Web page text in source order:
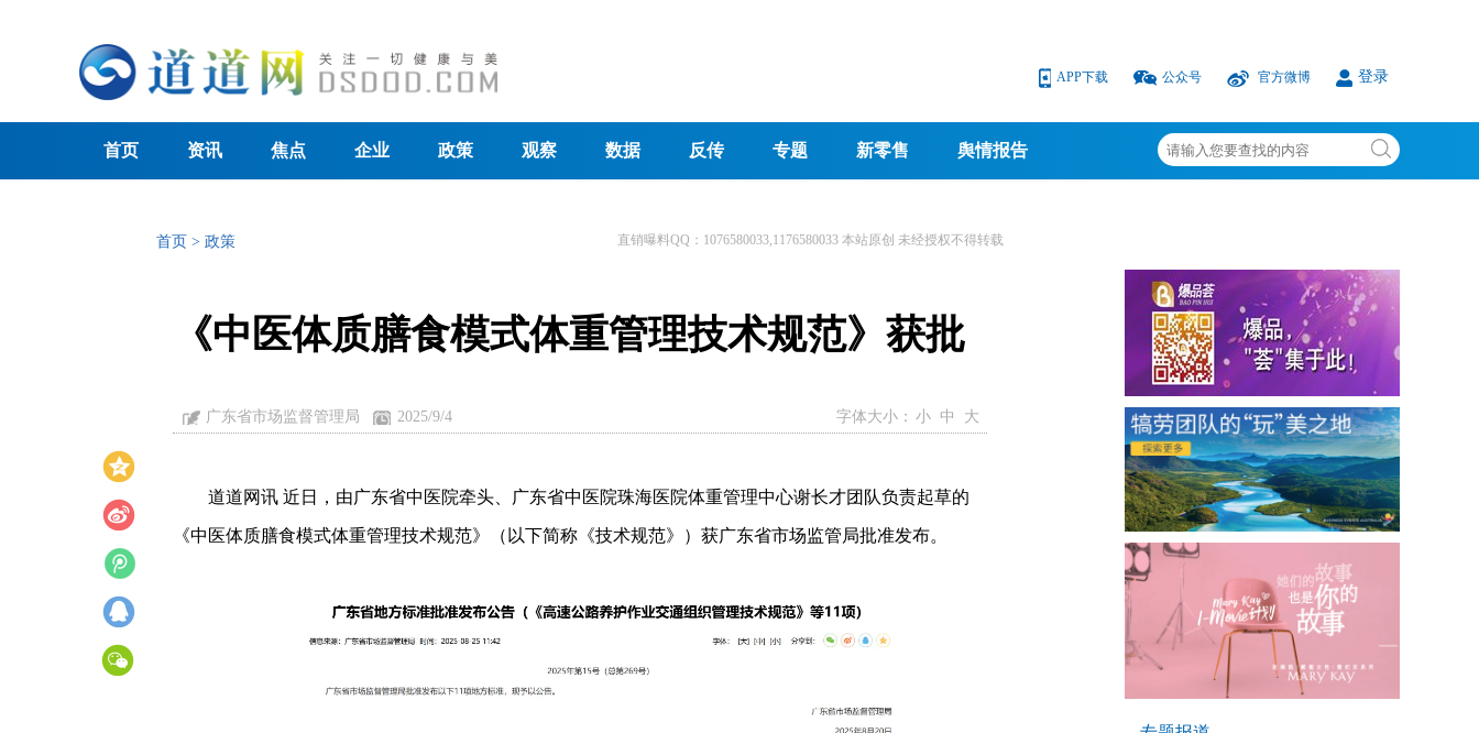
APP下载 公众号 官方微博 登录
首页 资讯 焦点 企业 政策 观察 数据 反传 专题 新零售 舆情报告
首页 > 政策 直销曝料QQ：1076580033,1176580033 本站原创 未经授权不得转载
《中医体质膳食模式体重管理技术规范》获批
广东省市场监督管理局 2025/9/4 字体大小： 小 中 大
道道网讯 近日，由广东省中医院牵头、广东省中医院珠海医院体重管理中心谢长才团队负责起草的
《中医体质膳食模式体重管理技术规范》（以下简称《技术规范》）获广东省市场监管局批准发布。